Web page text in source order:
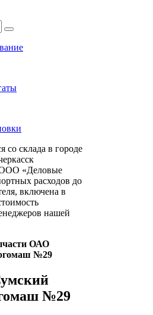
со склада в городе
ООО «Деловые
расходов до
включена в
нашей
ОАО
№29
№29